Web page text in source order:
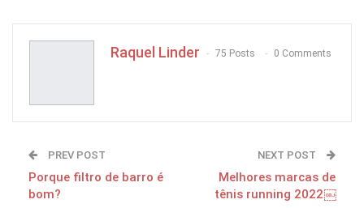
Raquel Linder 75 Posts 0 Comments
PREV POST
Porque filtro de barro é
bom?
NEXT POST
Melhores marcas de
tênis running 2022￼